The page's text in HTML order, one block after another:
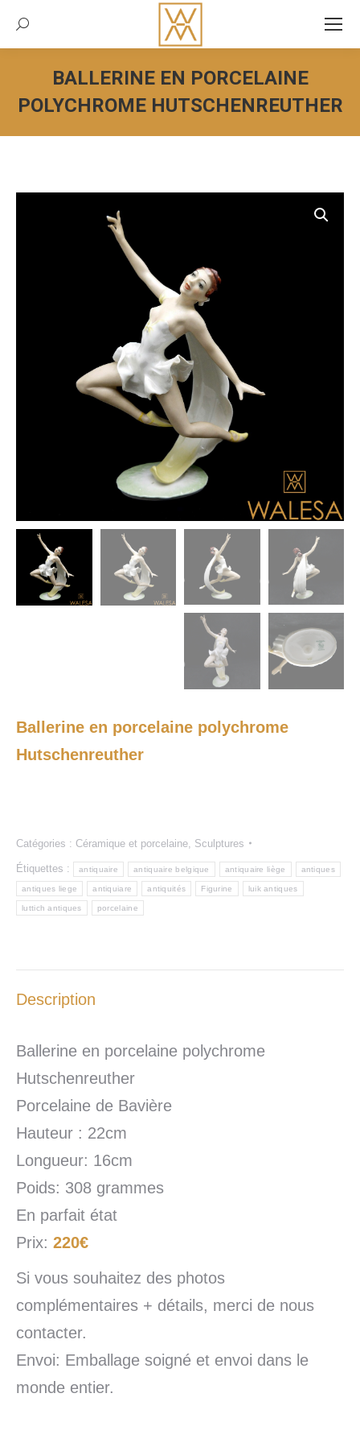
Recherche:
BALLERINE EN PORCELAINE
POLYCHROME HUTSCHENREUTHER
Vous êtes ici :
Ballerine en porcelaine polychrome
Hutschenreuther
Catégories : Céramique et porcelaine Sculptures
Étiquettes : antiquaire antiquaire belgique antiquaire liège antiques
antiques liege antiquiare antiquités Figurine luik antiques
luttich antiques porcelaine
Description
Ballerine en porcelaine polychrome
Hutschenreuther
Porcelaine de Bavière
Hauteur : 22cm
Longueur: 16cm
Poids: 308 grammes
En parfait état
Prix: 220€
Si vous souhaitez des photos
complémentaires + détails, merci de nous
contacter.
Envoi: Emballage soigné et envoi dans le
monde entier.